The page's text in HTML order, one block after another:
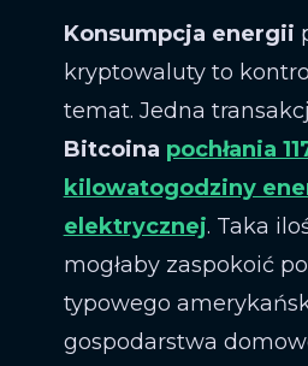
Konsumpcja energii
kryptowaluty to
temat. Jedna
Bitcoina pochłania
kilowatogodziny
elektrycznej. Taka
mogłaby zaspokoić
typowego
gospodarstwa